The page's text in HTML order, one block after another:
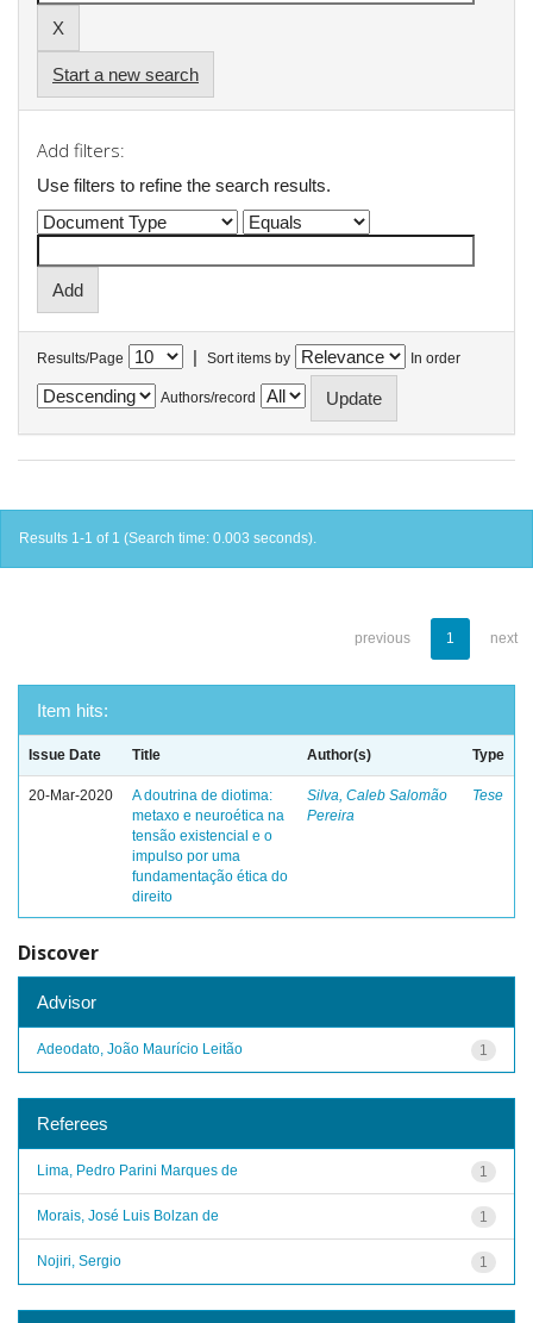
Start a new search
Add filters:
Use filters to refine the search results.
Results/Page | Sort items by In order
Authors/record
Results 1-1 of 1 (Search time: 0.003 seconds).
previous 1 next
Item hits:
Issue Date Title Author(s) Type
20-Mar-2020
A doutrina de diotima:
metaxo e neuroética na
tensão existencial e o
impulso por uma
fundamentação ética do
direito
Silva, Caleb Salomão
Pereira
Tese
Discover
Advisor
1
Adeodato, João Maurício Leitão
Referees
1
Lima, Pedro Parini Marques de
1
Morais, José Luis Bolzan de
1
Nojiri, Sergio